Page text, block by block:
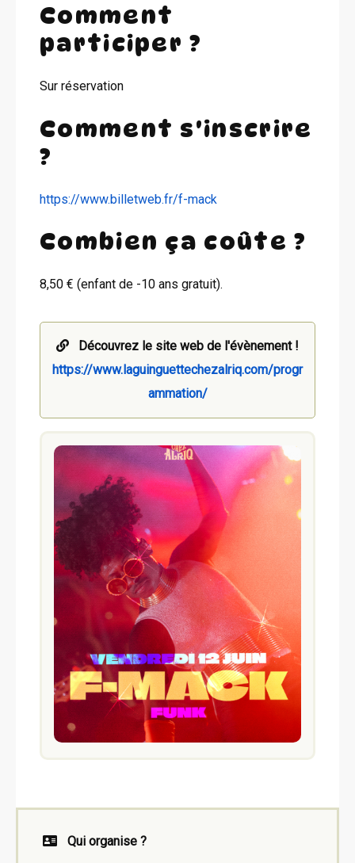
Comment
participer ?
Sur réservation
Comment s'inscrire
?
https://www.billetweb.fr/f-mack
Combien ça coûte ?
8,50 € (enfant de -10 ans gratuit).
Découvrez le site web de l'évènement !
https://www.laguinguettechezalriq.com/progr
ammation/
Qui organise ?